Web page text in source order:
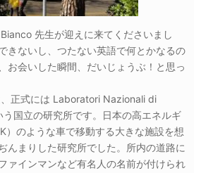
先生が迎えに来てくださいまし
きないし、つたない英語で何とかなるの
お会いした瞬間、だいじょうぶ！と思っ
正式には Laboratori Nazionali di
国立の研究所です。日本の高エネルギ
）のような車で移動する大きな施設を想
んまりした研究所でした。所内の道路に
ァインマンなど有名人の名前が付けられ